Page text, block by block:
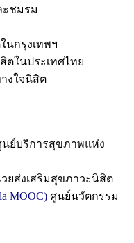
ะชมรม
นกรุงเทพฯ
ตในประเทศไทย
งใจนิสิต
นย์บริการสุขภาพแห่ง
ยส่งเสริมสุขภาวะนิสิต
MOOC) ศูนย์นวัตกรรม